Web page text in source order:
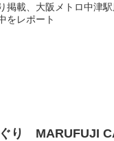
掲載、大阪メトロ中津
をレポート
り MARUFUJI